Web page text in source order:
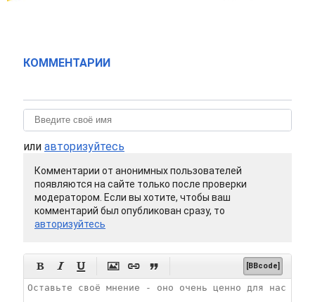
КОММЕНТАРИИ
или авторизуйтесь
Комментарии от анонимных пользователей
появляются на сайте только после проверки
модератором. Если вы хотите, чтобы ваш
комментарий был опубликован сразу, то
авторизуйтесь
      [BBcode]